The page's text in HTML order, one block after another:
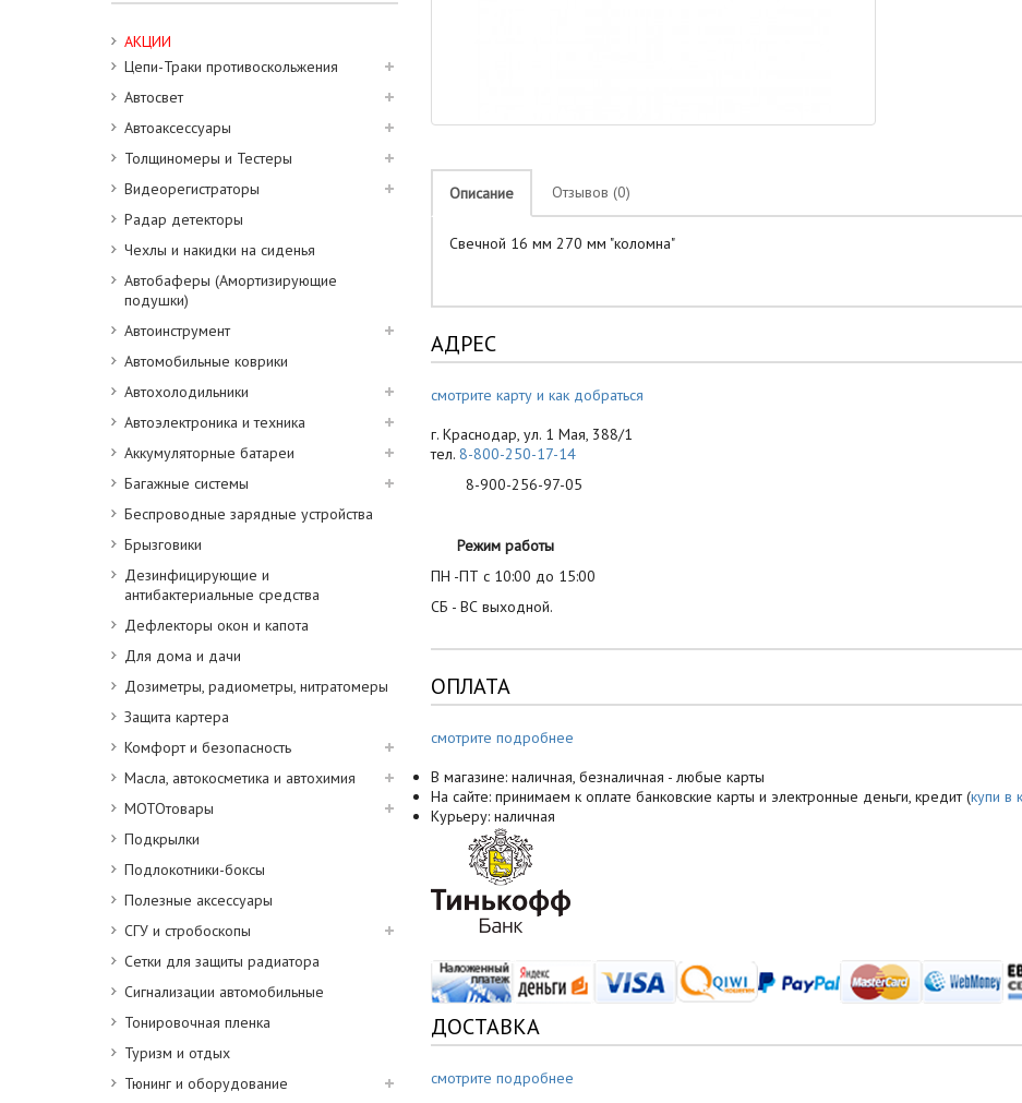
АКЦИИ
Цепи-Траки противоскольжения
Автосвет
Автоаксессуары
Толщиномеры и Тестеры
Видеорегистраторы
Радар детекторы
Чехлы и накидки на сиденья
Автобаферы (Амортизирующие
подушки)
Автоинструмент
Автомобильные коврики
Автохолодильники
Автоэлектроника и техника
Аккумуляторные батареи
Багажные системы
Беспроводные зарядные устройства
Брызговики
Дезинфицирующие и
антибактериальные средства
Дефлекторы окон и капота
Для дома и дачи
Дозиметры, радиометры, нитратомеры
Защита картера
Комфорт и безопасность
Масла, автокосметика и автохимия
МОТОтовары
Подкрылки
Подлокотники-боксы
Полезные аксессуары
СГУ и стробоскопы
Сетки для защиты радиатора
Сигнализации автомобильные
Тонировочная пленка
Туризм и отдых
Тюнинг и оборудование
Описание Отзывов (0)
Свечной 16 мм 270 мм "коломна"
АДРЕС
смотрите карту и как добраться
г. Краснодар, ул. 1 Мая, 388/1
тел. 8-800-250-17-14
8-900-256-97-05
Режим работы
ПН -ПТ с 10:00 до 15:00
СБ - ВС выходной.
ОПЛАТА
смотрите подробнее
В магазине: наличная, безналичная - любые карты
На сайте: принимаем к оплате банковские карты и электронные деньги, кредит (купи в
Курьеру: наличная
ДОСТАВКА
смотрите подробнее